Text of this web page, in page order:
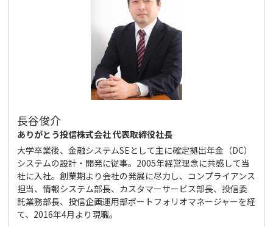
長谷俊介
ありがとう投信株式会社 代表取締役社長
大学卒業後、金融システムSEとして主に確定拠出年金（DC）
システムの設計・開発に従事。2005年経営理念に共感して当
社に入社。創業期より会社の発展に尽力し、コンプライアンス
担当、情報システム部長、カスタマーサービス部長、投信委
託業務部長、投信企画運用部ポートフォリオマネージャーを経
て、2016年4月より現職。